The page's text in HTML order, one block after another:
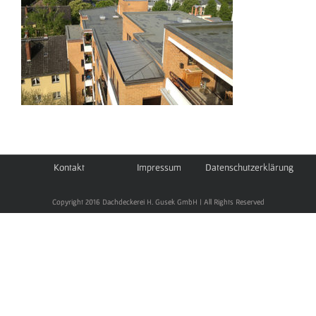
Datenschutzerklärung
Impressum
Kontakt
Copyright 2016 Dachdeckerei H. Gusek GmbH | All Rights Reserved